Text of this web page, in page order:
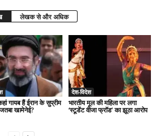
लेखक से और अधिक
गायब हैं ईरान के सुप्रीम
खामेनेई?
देश-विदेश
भारतीय मूल की महिला पर लगा
‘स्टूडेंट वीजा फ्रॉड’ का झूठा आरोप